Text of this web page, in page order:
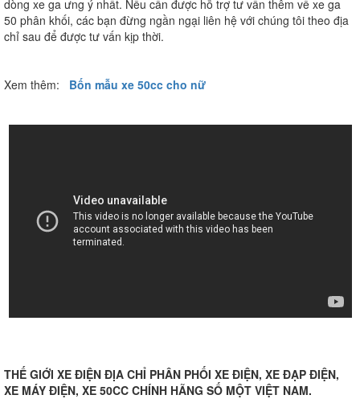
dòng xe ga ưng ý nhất. Nếu cần được hỗ trợ tư vấn thêm về xe ga
50 phân khối, các bạn đừng ngần ngại liên hệ với chúng tôi theo địa
chỉ sau để được tư vấn kịp thời.
Xem thêm: Bốn mẫu xe 50cc cho nữ
THẾ GIỚI XE ĐIỆN ĐỊA CHỈ PHÂN PHỐI XE ĐIỆN, XE ĐẠP ĐIỆN,
XE MÁY ĐIỆN, XE 50CC CHÍNH HÃNG SỐ MỘT VIỆT NAM.